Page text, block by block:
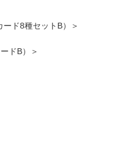
ド8種セットB）＞
ドB）＞